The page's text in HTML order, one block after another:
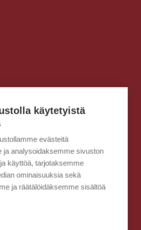
käytetyistä
evästeitä
ja analysoidaksemme sivuston
käyttöä, tarjotaksemme
ominaisuuksia sekä
ja räätälöidäksemme sisältöä